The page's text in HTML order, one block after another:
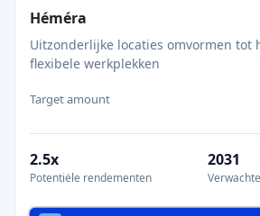
Héméra
Uitzonderlijke locaties omvormen tot
flexibele werkplekken
Target amount
2.5x
Potentiële rendementen
2031